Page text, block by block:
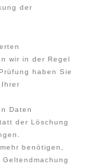
der
wir in der Regel
haben Sie
Daten
der Löschung
benötigen,